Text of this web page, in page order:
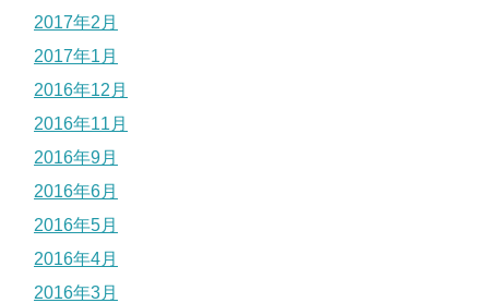
2017年2月
2017年1月
2016年12月
2016年11月
2016年9月
2016年6月
2016年5月
2016年4月
2016年3月